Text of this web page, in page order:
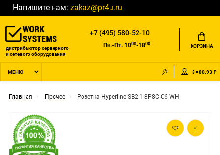
Напишите нам: zakaz@pr4u.ru
дистрибьютор серверного
и сетевого оборудования
+7 (495) 580-52-10
Пн.-Пт. 1000-1800 КОРЗИНА
МЕНЮ $ =80.93 ₽
Главная Прочее Розетка Hyperline SB2-1-8P8C-C6-WH